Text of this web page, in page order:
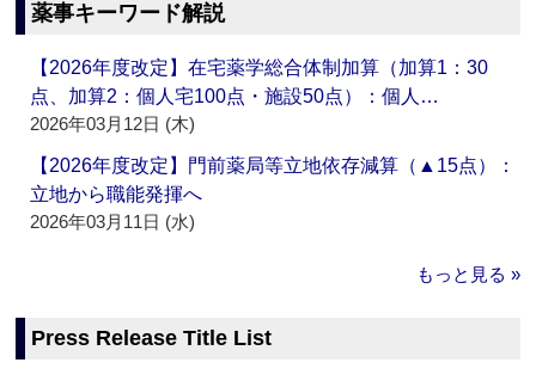
薬事キーワード解説
【2026年度改定】在宅薬学総合体制加算（加算1：30
点、加算2：個人宅100点・施設50点）：個人…
2026年03月12日 (木)
【2026年度改定】門前薬局等立地依存減算（▲15点）：
立地から職能発揮へ
2026年03月11日 (水)
もっと見る »
Press Release Title List